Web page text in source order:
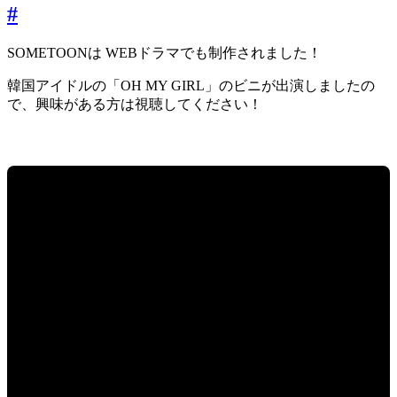
#
SOMETOONは WEBドラマでも制作されました！
韓国アイドルの「OH MY GIRL」のビニが出演しましたの
で、興味がある方は視聴してください！